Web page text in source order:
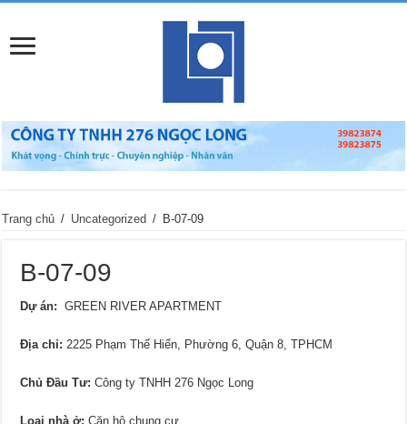
Trang chủ / Uncategorized / B-07-09
B-07-09
Dự án: GREEN RIVER APARTMENT
Địa chỉ: 2225 Phạm Thế Hiển, Phường 6, Quận 8, TPHCM
Chủ Đầu Tư: Công ty TNHH 276 Ngọc Long
Loại nhà ở: Căn hộ chung cư